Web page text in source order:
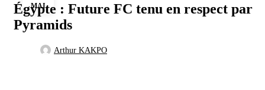
Égypte : Future FC tenu en respect par
Pyramids
Arthur KAKPO
MAI